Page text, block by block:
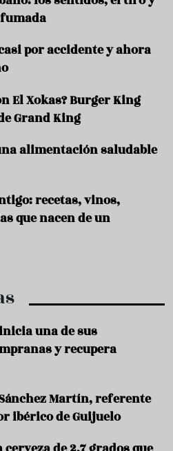
por accidente y ahora
El Xokas? Burger King
Grand King
alimentación saludable
recetas, vinos,
que nacen de un
una de sus
y recupera
Martín, referente
ibérico de Guijuelo